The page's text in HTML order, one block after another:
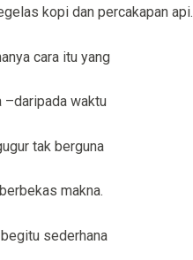
kopi dan percakapan api.
cara itu yang
–daripada waktu
tak berguna
makna.
sederhana